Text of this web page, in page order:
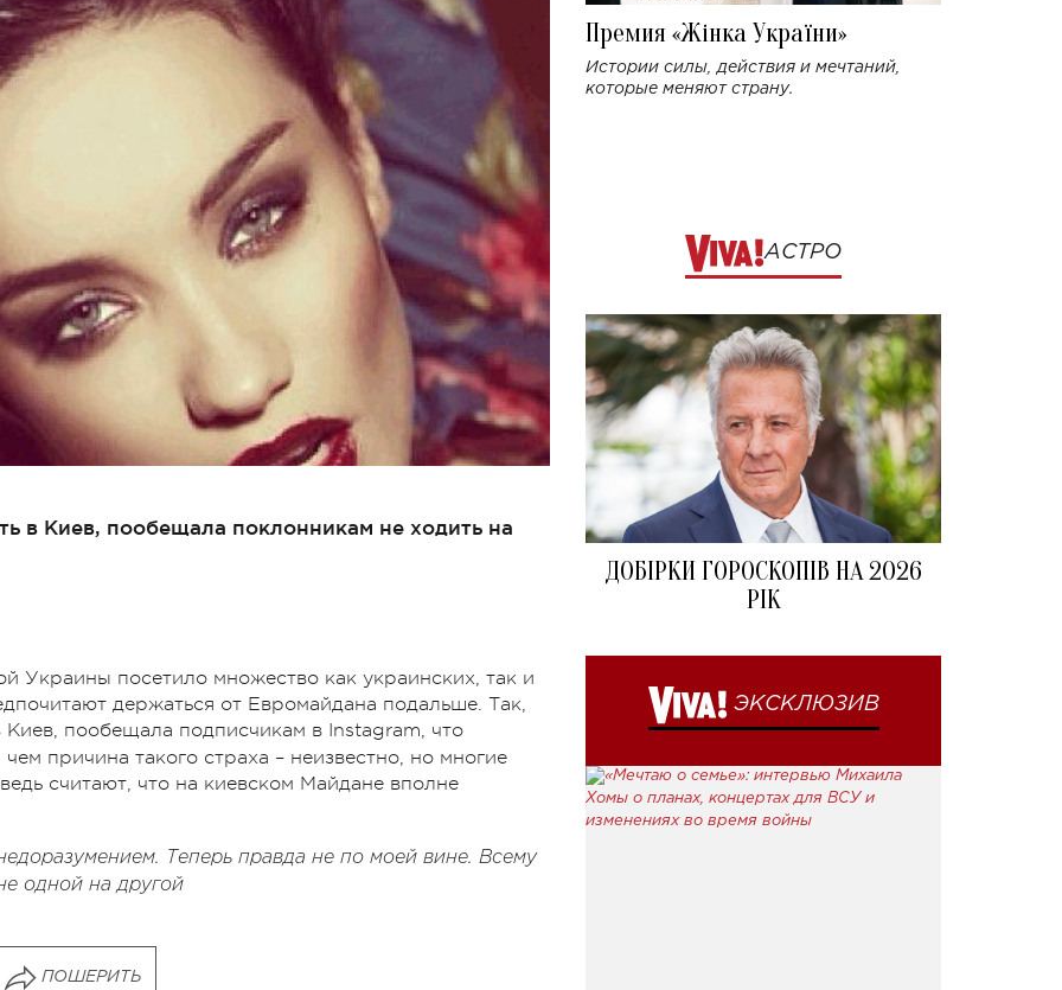
в Киев, пообещала поклонникам не ходить на
Украины посетило множество как украинских, так и
держаться от Евромайдана подальше. Так,
Киев, пообещала подписчикам в Instagram, что
причина такого страха – неизвестно, но многие
считают, что на киевском Майдане вполне
Теперь правда не по моей вине. Всему
одной на другой
ПОШЕРИТЬ
Премия «Жінка України»
Истории силы, действия и мечтаний,
которые меняют страну.
АСТРО
ДОБІРКИ ГОРОСКОПІВ НА 2026
РІК
ЭКСКЛЮЗИВ